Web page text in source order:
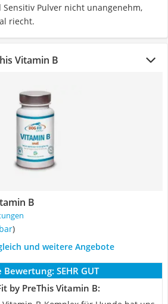
Pulver nicht unangenehm,
riecht.
Vitamin B
B
)
und weitere Angebote
Bewertung: SEHR GUT
by PreThis Vitamin B: